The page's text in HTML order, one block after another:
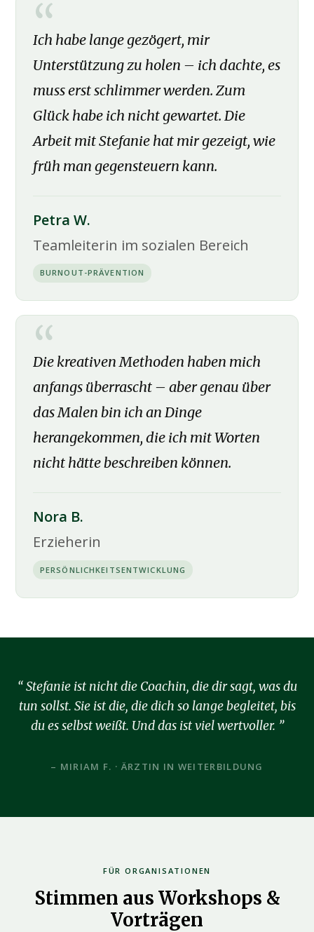
Ich habe lange gezögert, mir
Unterstützung zu holen – ich dachte, es
muss erst schlimmer werden. Zum
Glück habe ich nicht gewartet. Die
Arbeit mit Stefanie hat mir gezeigt, wie
früh man gegensteuern kann.
Petra W.
Teamleiterin im sozialen Bereich
BURNOUT-PRÄVENTION
Die kreativen Methoden haben mich
anfangs überrascht – aber genau über
das Malen bin ich an Dinge
herangekommen, die ich mit Worten
nicht hätte beschreiben können.
Nora B.
Erzieherin
PERSÖNLICHKEITSENTWICKLUNG
Stefanie ist nicht die Coachin, die dir sagt, was du
tun sollst. Sie ist die, die dich so lange begleitet, bis
du es selbst weißt. Und das ist viel wertvoller.
– MIRIAM F. · ÄRZTIN IN WEITERBILDUNG
FÜR ORGANISATIONEN
Stimmen aus Workshops &
Vorträgen